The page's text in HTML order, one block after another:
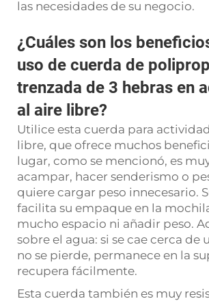
las necesidades de su negocio.
¿Cuáles son los
uso de cuerda de
trenzada de 3 hebras en
al aire libre?
Utilice esta cuerda para
libre, que ofrece muchos
lugar, como se mencionó, es
acampar, hacer senderismo o
quiere cargar peso innecesario.
facilita su empaque en la
mucho espacio ni añadir peso.
sobre el agua: si se cae cerca de
no se pierde, permanece en la
recupera fácilmente.
Esta cuerda también es muy